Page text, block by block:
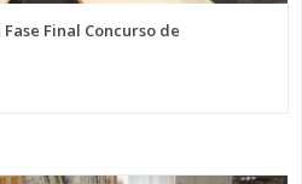
Final Concurso de